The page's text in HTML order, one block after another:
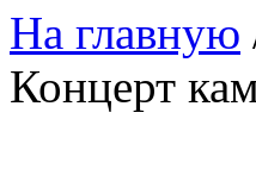
На главную
Концерт